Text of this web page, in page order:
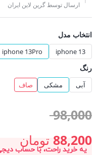
ارسال توسط گرین لاین ایران
انتخاب مدل
iphone 13
iphone 13Pro
رنگ
آبی مشکی صاف
98,000
اصلی: 88,200 تومان
یه خرید راحت، با حساب